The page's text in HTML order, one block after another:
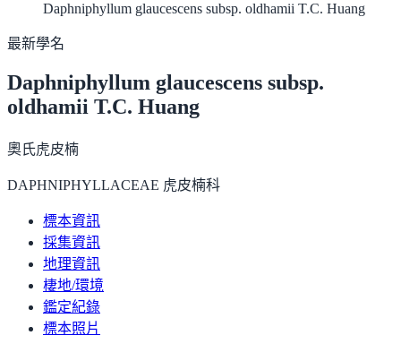
Daphniphyllum glaucescens subsp. oldhamii T.C. Huang
最新學名
Daphniphyllum glaucescens subsp.
oldhamii T.C. Huang
奧氏虎皮楠
DAPHNIPHYLLACEAE 虎皮楠科
標本資訊
採集資訊
地理資訊
棲地/環境
鑑定紀錄
標本照片